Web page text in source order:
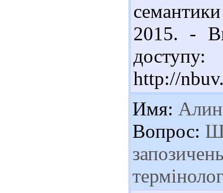
2015. -
доступу:
http://
Имя:
Вопрос: